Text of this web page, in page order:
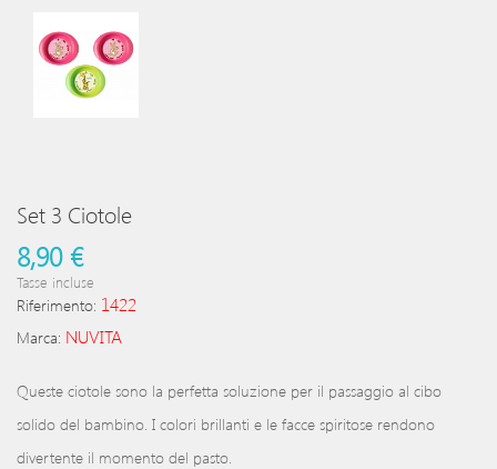
Set 3 Ciotole
8,90 €
Tasse incluse
Riferimento: 1422
Marca: NUVITA
Queste ciotole sono la perfetta soluzione per il passaggio al cibo
solido del bambino. I colori brillanti e le facce spiritose rendono
divertente il momento del pasto.